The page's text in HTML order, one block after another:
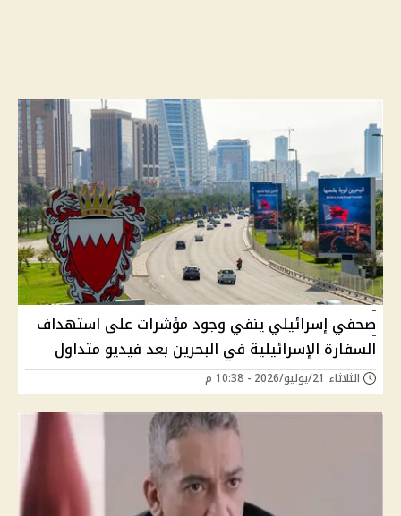
صحفي إسرائيلي ينفي وجود مؤشرات على استهداف
السفارة الإسرائيلية في البحرين بعد فيديو متداول
الثلاثاء 21/يوليو/2026 - 10:38 م